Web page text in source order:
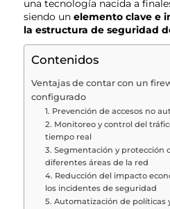
una tecnología nacida a
siendo un elemento clave e
la estructura de seguridad
Contenidos
Ventajas de contar con un
configurado
1. Prevención de accesos no
2. Monitoreo y control del
tiempo real
3. Segmentación y protección
diferentes áreas de la red
4. Reducción del impacto
los incidentes de seguridad
5. Automatización de políticas